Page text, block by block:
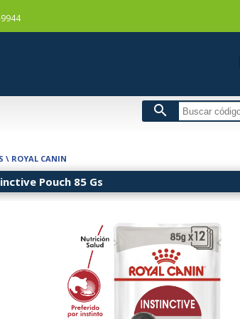
search
\ ROYAL CANIN
Pouch 85 Gs